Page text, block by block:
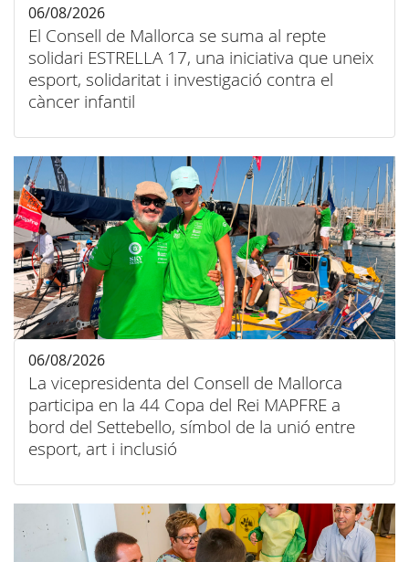
El Consell de Mallorca se suma al repte
solidari ESTRELLA 17, una iniciativa que uneix
esport, solidaritat i investigació contra el
càncer infantil
06/08/2026
La vicepresidenta del Consell de Mallorca
participa en la 44 Copa del Rei MAPFRE a
bord del Settebello, símbol de la unió entre
esport, art i inclusió
06/08/2026